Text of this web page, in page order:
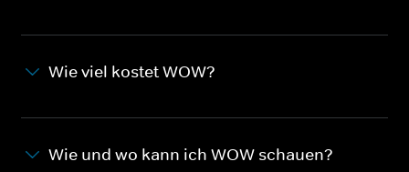
Wie viel kostet WOW?
Wie und wo kann ich WOW schauen?